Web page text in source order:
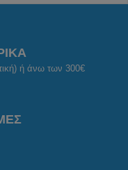
ή άνω των 300€